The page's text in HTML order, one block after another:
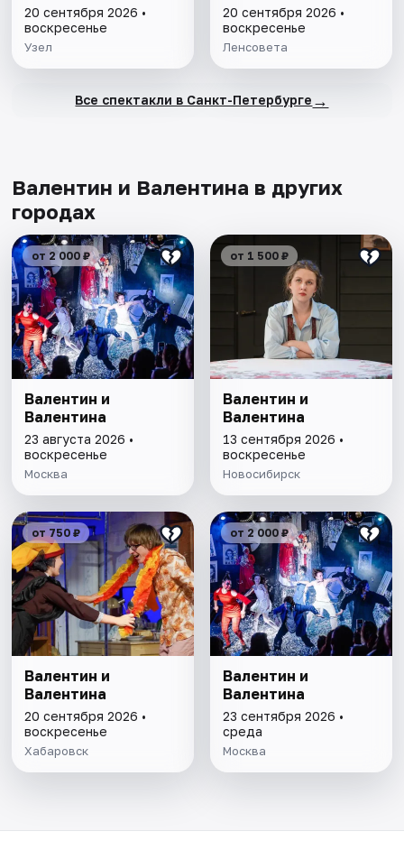
20 сентября 2026 •
воскресенье
Узел
20 сентября 2026 •
воскресенье
Ленсовета
Все спектакли в Санкт-Петербурге →
Валентин и Валентина в других
городах
от 2 000 ₽
Валентин и
Валентина
23 августа 2026 •
воскресенье
Москва
от 1 500 ₽
Валентин и
Валентина
13 сентября 2026 •
воскресенье
Новосибирск
от 750 ₽
Валентин и
Валентина
20 сентября 2026 •
воскресенье
Хабаровск
от 2 000 ₽
Валентин и
Валентина
23 сентября 2026 •
среда
Москва